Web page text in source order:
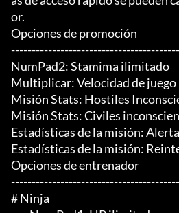
or.
Opciones de promoción
NumPad2: Stamima ilimitado
Multiplicar: Velocidad de juego
Misión Stats: Hostiles
Misión Stats: Civiles
Estadísticas de la misión:
Estadísticas de la misión:
Opciones de entrenador
# Ninja